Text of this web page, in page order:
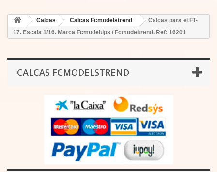
Calcas Calcas Fcmodelstrend
Calcas para el FT-
17. Escala 1/16. Marca Fcmodeltips / Fcmodeltrend. Ref: 16201
CALCAS FCMODELSTREND